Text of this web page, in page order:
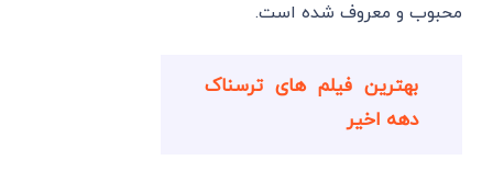
محبوب و معروف شده است.
بهترین فیلم های ترسناک
دهه اخیر